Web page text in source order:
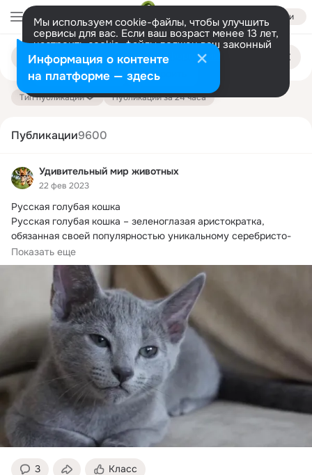
Войти
Мы используем cookie-файлы, чтобы улучшить
сервисы для вас. Если ваш возраст менее 13 лет,
настроить cookie-файлы должен ваш законный
представитель. Больше информации
Разрешить все Настроить
Поиск
публикациям
Тип публикации Публикации за 24 часа
Публикации9600
Удивительный мир животных
22 фев 2023
Русская голубая кошка
Русская голубая кошка – зеленоглазая аристократка,
обязанная своей популярностью уникальному серебристо-
голубому...
Показать еще
3 Класс
Информация о контенте
на платформе — здесь